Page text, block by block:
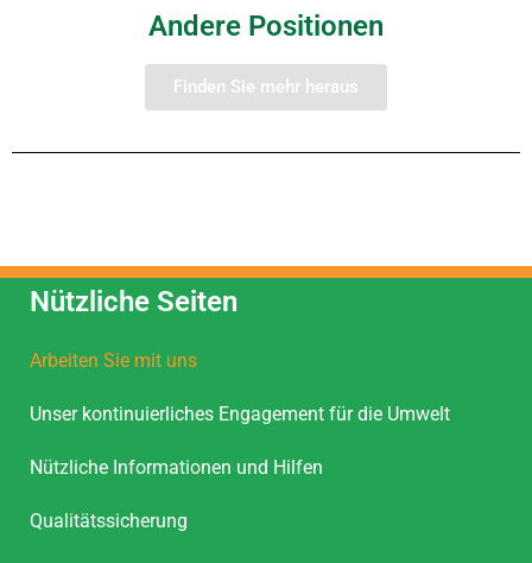
Andere Positionen
Finden Sie mehr heraus
Nützliche Seiten
Arbeiten Sie mit uns
Unser kontinuierliches Engagement für die Umwelt
Nützliche Informationen und Hilfen
Qualitätssicherung